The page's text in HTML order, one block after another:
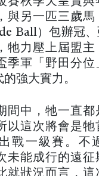
與另一匹三歲馬
Ball）包辦冠
牠力壓上屆盟主
季軍「野田分位
強大實力。
間中，牠一直都
以這次將會是牠
戰一級賽。不
未能成行的遠征